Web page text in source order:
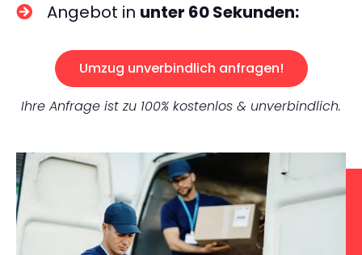
Angebot in unter 60 Sekunden:
Umzug unverbindlich anfragen!
Ihre Anfrage ist zu 100% kostenlos & unverbindlich.